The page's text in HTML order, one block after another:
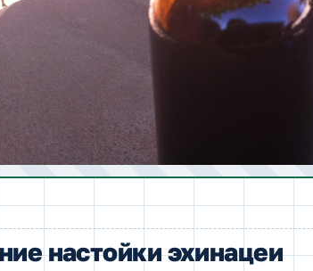
настойки эхинацеи